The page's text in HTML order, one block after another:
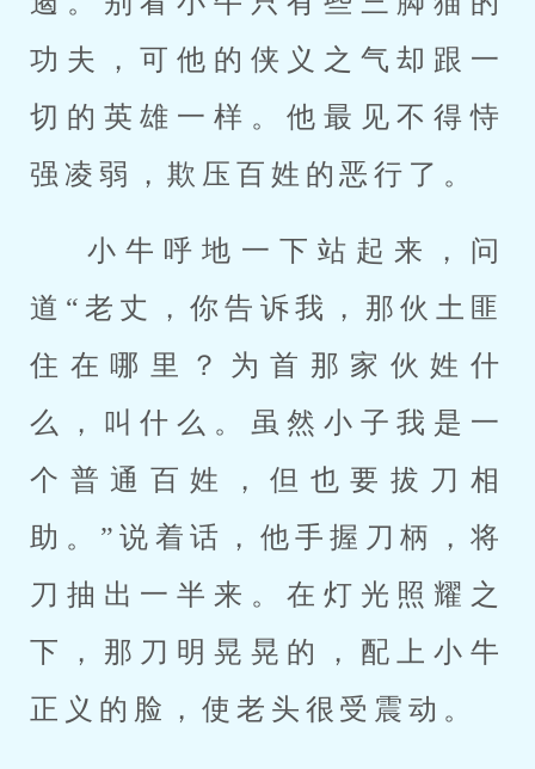
功夫，可他的侠义之气却跟一
切的英雄一样。他最见不得恃
强凌弱，欺压百姓的恶行了。
小牛呼地一下站起来，问
道“老丈，你告诉我，那伙土匪
住在哪里？为首那家伙姓什
么，叫什么。虽然小子我是一
个普通百姓，但也要拔刀相
助。”说着话，他手握刀柄，将
刀抽出一半来。在灯光照耀之
下，那刀明晃晃的，配上小牛
正义的脸，使老头很受震动。